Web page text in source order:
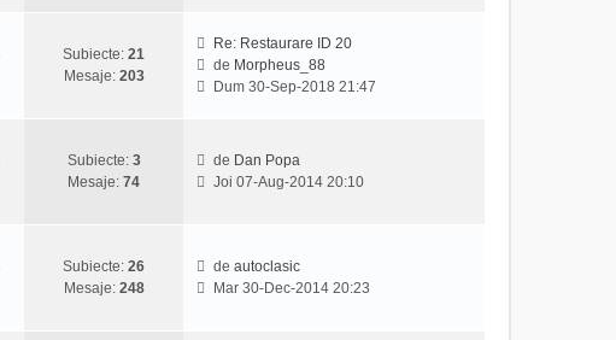
m
u
l
a
i
u
l
l
a
Subiecte: 21
Mesaje: 203
Re: Restaurare ID 20
de Morpheus_88
V
l
l
Dum 30-Sep-2018 21:47
Subiecte: 3
Mesaje: 74
de Dan Popa
V
l
Joi 07-Aug-2014 20:10
Subiecte: 26
Mesaje: 248
deautoclasic
V
Mar 30-Dec-2014 20:23